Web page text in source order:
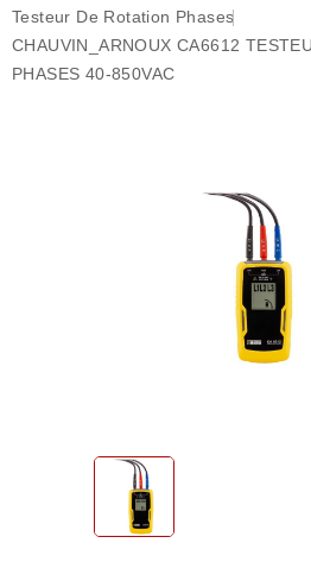
Testeur De Rotation Phases
CHAUVIN_ARNOUX CA6612
PHASES 40-850VAC